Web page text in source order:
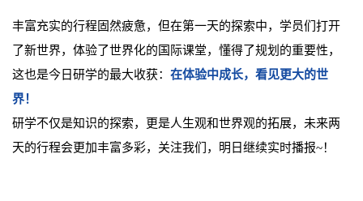
丰富充实的行程固然疲惫，但在第一天的探索中，学员们打开
了新世界，体验了世界化的国际课堂，懂得了规划的重要性，
这也是今日研学的最大收获： 在体验中成长，看见更大的世
界！
研学不仅是知识的探索，更是人生观和世界观的拓展，未来两
天的行程会更加丰富多彩，关注我们，明日继续实时播报~！